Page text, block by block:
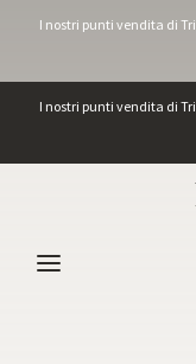
I nostri punti vendita di
I nostri punti vendita di